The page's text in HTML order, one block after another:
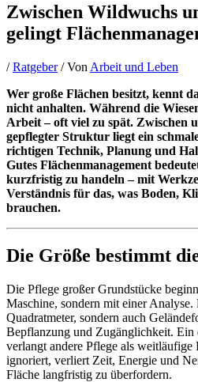
Zwischen Wildwuchs
gelingt
/Ratgeber/ Von Arbeit und Leben
Wer große Flächen besitzt, kennt
nicht anhalten. Während die
Arbeit – oft viel zu spät. Zwischen
gepflegter Struktur liegt ein
richtigen Technik, Planung und
Gutes Flächenmanagement
kurzfristig zu handeln – mit
Verständnis für das, was Boden,
brauchen.
Die Größe bestimmt
Die Pflege großer Grundstücke
Maschine, sondern mit einer
Quadratmeter, sondern auch
Bepflanzung und Zugänglichkeit. Ein
verlangt andere Pflege als weitläufige
ignoriert, verliert Zeit, Energie und
Fläche langfristig zu überfordern.